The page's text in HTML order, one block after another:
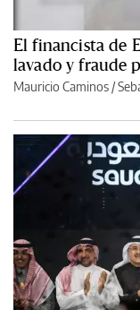
El financista de
lavado y fraude
Mauricio Caminos /